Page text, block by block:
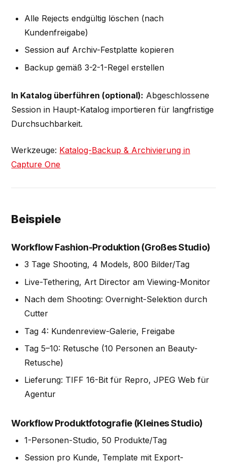
Alle Rejects endgültig löschen (nach
Kundenfreigabe)
Session auf Archiv-Festplatte kopieren
Backup gemäß 3-2-1-Regel erstellen
In Katalog überführen (optional): Abgeschlossene
Session in Haupt-Katalog importieren für langfristige
Durchsuchbarkeit.
Werkzeuge: Katalog-Backup & Archivierung in
Capture One
Beispiele
Workflow Fashion-Produktion (Großes Studio)
3 Tage Shooting, 4 Models, 800 Bilder/Tag
Live-Tethering, Art Director am Viewing-Monitor
Nach dem Shooting: Overnight-Selektion durch
Cutter
Tag 4: Kundenreview-Galerie, Freigabe
Tag 5–10: Retusche (10 Personen an Beauty-
Retusche)
Lieferung: TIFF 16-Bit für Repro, JPEG Web für
Agentur
Workflow Produktfotografie (Kleines Studio)
1-Personen-Studio, 50 Produkte/Tag
Session pro Kunde, Template mit Export-